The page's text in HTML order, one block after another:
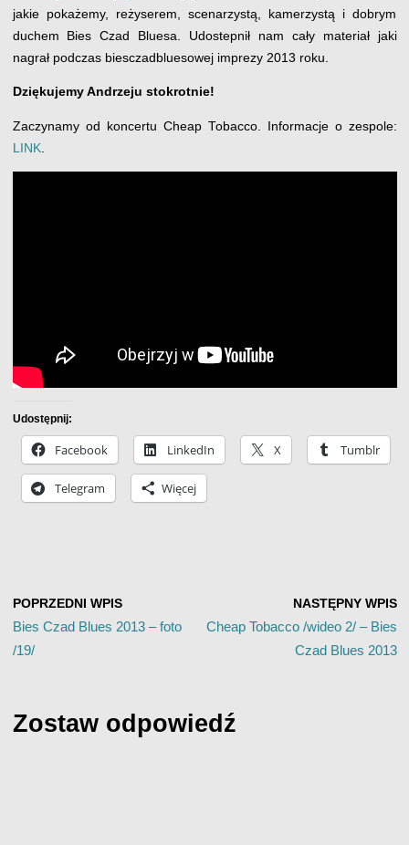
jakie pokażemy, reżyserem, scenarzystą, kamerzystą i dobrym
duchem Bies Czad Bluesa. Udostepnił nam cały materiał jaki
nagrał podczas biesczadbluesowej imprezy 2013 roku.
Dziękujemy Andrzeju stokrotnie!
Zaczynamy od koncertu Cheap Tobacco. Informacje o zespole:
LINK.
Udostępnij:
Facebook LinkedIn X Tumblr
Telegram Więcej
POPRZEDNI WPIS
Bies Czad Blues 2013 – foto
/19/
NASTĘPNY WPIS
Cheap Tobacco /wideo 2/ – Bies
Czad Blues 2013
Zostaw odpowiedź